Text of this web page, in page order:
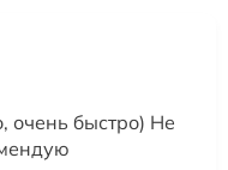
очень быстро) Не